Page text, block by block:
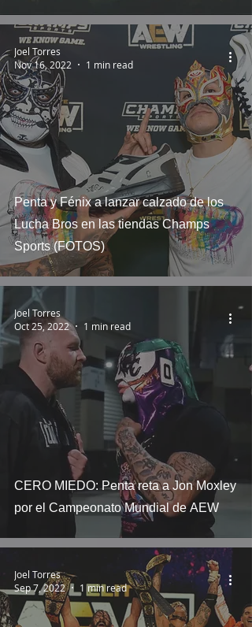
Penta y Fénix a lanzar calzado de los
Lucha Bros en las tiendas Champs
Sports (FOTOS)
Joel Torres
Nov 16, 2022
1 min read
CERO MIEDO: Penta reta a Jon Moxley
por el Campeonato Mundial de AEW
Joel Torres
Oct 25, 2022
1 min read
Joel Torres
Sep 7, 2022
1 min read